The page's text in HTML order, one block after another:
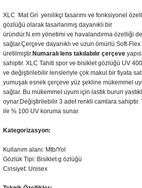
XLC Mat Gri yenilikçi tasarımı ve fonksiyonel
gözlüğü olarak tasarlanmış dayanıklı bir
üründür.N em yönetimi ve havalandırma özelliği de
sağlar.Çerçeve dayanıklı ve uzun ömürlü Soft-Flex
üretilmiştir.Numaralı lens takılabılır çerçeve
sahiptir. XLC Tahiti spor ve bisiklet gözlüğü UV 400
ve değiştirilebilir lensleriyle çok makul bir fiyata
yumuşak esnek çerçeve yüz şekline mükemmel
sağlar. Bu mükemmel uyum için lastik burun
oynar.Değiştirilebilir 3 adetrenkli camlara sahiptir.
ile % 100 UV koruma sunar.
Kategorizasyon:
Kullanım alanı: Mtb/Yol
Gözlük Tipi: Bisiklet g özlüğü
Cinsiyet: Unisex